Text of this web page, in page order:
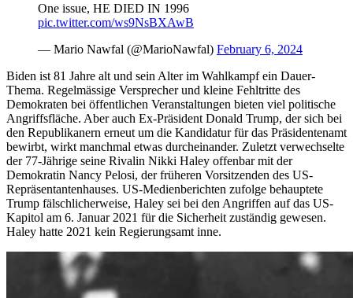
One issue, HE DIED IN 1996
pic.twitter.com/ws9NsBXAwB
— Mario Nawfal (@MarioNawfal) February 6, 2024
Biden ist 81 Jahre alt und sein Alter im Wahlkampf ein Dauer-
Thema. Regelmässige Versprecher und kleine Fehltritte des
Demokraten bei öffentlichen Veranstaltungen bieten viel politische
Angriffsfläche. Aber auch Ex-Präsident Donald Trump, der sich bei
den Republikanern erneut um die Kandidatur für das Präsidentenamt
bewirbt, wirkt manchmal etwas durcheinander. Zuletzt verwechselte
der 77-Jährige seine Rivalin Nikki Haley offenbar mit der
Demokratin Nancy Pelosi, der früheren Vorsitzenden des US-
Repräsentantenhauses. US-Medienberichten zufolge behauptete
Trump fälschlicherweise, Haley sei bei den Angriffen auf das US-
Kapitol am 6. Januar 2021 für die Sicherheit zuständig gewesen.
Haley hatte 2021 kein Regierungsamt inne.